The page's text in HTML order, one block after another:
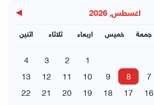
اغسطس, 2026 ▶
اثنين ثلاثاء اربعاء خميس جمعة
1
2
3
4
7
8
9
10
11
12
13
16
17
18
19
20
21
22